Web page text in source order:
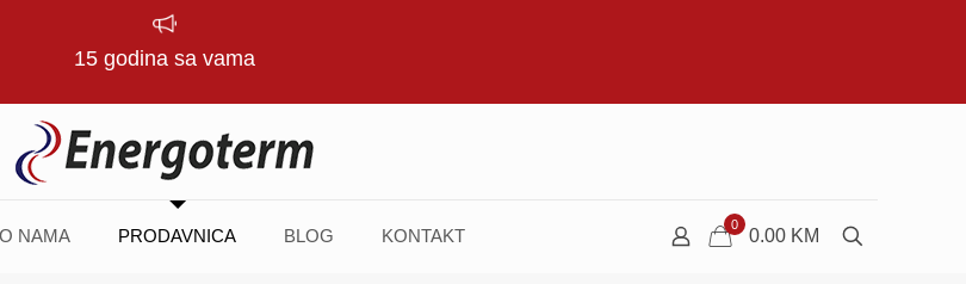
15 godina sa vama
O NAMA PRODAVNICA BLOG KONTAKT
0
0.00 KM